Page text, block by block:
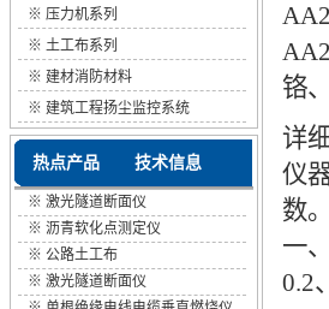
※ 压力机系列
※ 土工布系列
※ 建材消防材料
※ 建筑工程扬尘监控系统
热点产品 技术信息
※ 激光隧道断面仪
※ 沥青软化点测定仪
※ 公路土工布
※ 激光隧道断面仪
铬
详
仪
数。
一
0.2